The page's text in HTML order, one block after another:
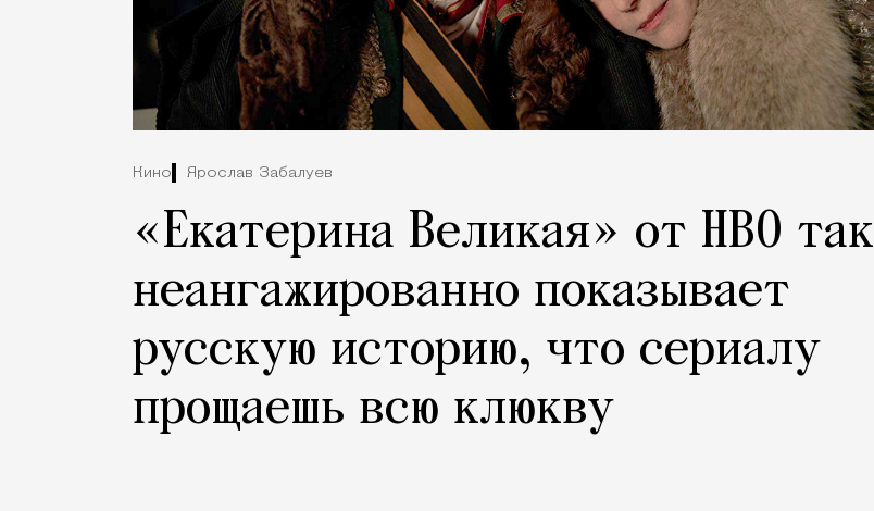
Кино Ярослав Забалуев
«Екатерина Великая» от HBO так
неангажированно показывает
русскую историю, что сериалу
прощаешь всю клюкву